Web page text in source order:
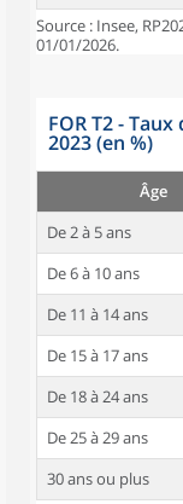
Source : Insee,
01/01/2026.
FOR T2 -
2023 (en %)
Âge
De 2 à 5 ans
De 6 à 10 ans
De 11 à 14 ans
De 15 à 17 ans
De 18 à 24 ans
De 25 à 29 ans
30 ans ou plus